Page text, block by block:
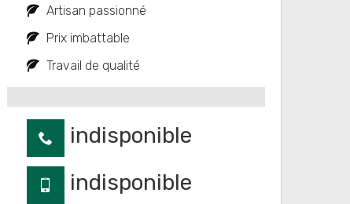
Artisan passionné
Prix imbattable
Travail de qualité
indisponible
indisponible